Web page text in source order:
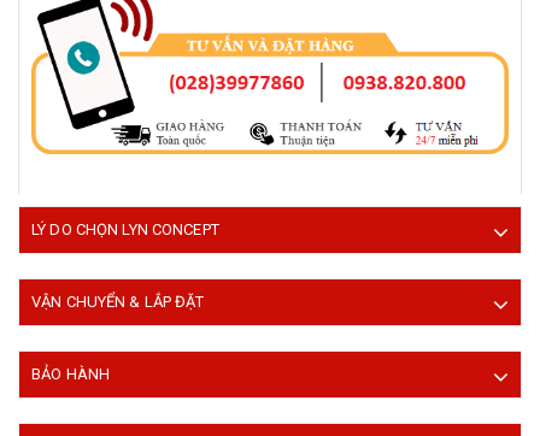
LÝ DO CHỌN LYN CONCEPT
VẬN CHUYỂN & LẮP ĐẶT
BẢO HÀNH